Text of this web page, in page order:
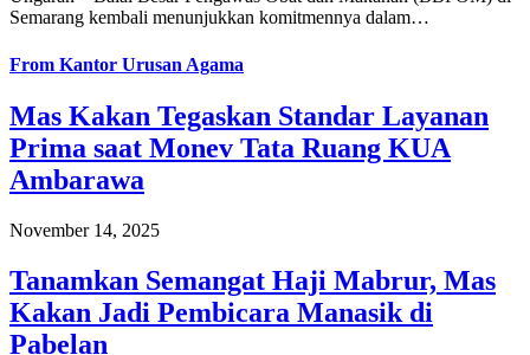
Semarang kembali menunjukkan komitmennya dalam…
From Kantor Urusan Agama
Mas Kakan Tegaskan Standar Layanan
Prima saat Monev Tata Ruang KUA
Ambarawa
November 14, 2025
Tanamkan Semangat Haji Mabrur, Mas
Kakan Jadi Pembicara Manasik di
Pabelan